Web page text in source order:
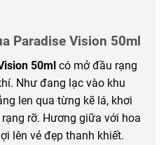
Paradise Vision 50ml
50ml có mở đầu rạng
Như đang lạc vào khu
len qua từng kẽ lá, khơi
rỡ. Hương giữa với hoa
lên vẻ đẹp thanh khiết.